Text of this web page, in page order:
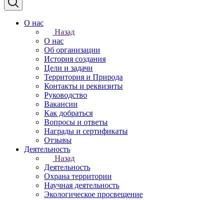
О нас
Назад
О нас
Об организации
История создания
Цели и задачи
Территория и Природа
Контакты и реквизиты
Руководство
Вакансии
Как добраться
Вопросы и ответы
Награды и сертификаты
Отзывы
Деятельность
Назад
Деятельность
Охрана территории
Научная деятельность
Экологическое просвещение